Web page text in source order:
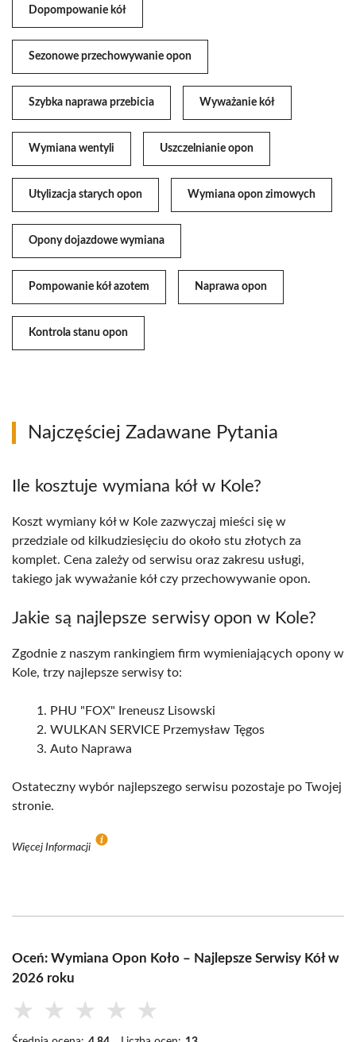
Dopompowanie kół
Sezonowe przechowywanie opon
Szybka naprawa przebicia Wyważanie kół
Wymiana wentyli Uszczelnianie opon
Utylizacja starych opon Wymiana opon zimowych
Opony dojazdowe wymiana
Pompowanie kół azotem Naprawa opon
Kontrola stanu opon
Najczęściej Zadawane Pytania
Ile kosztuje wymiana kół w Kole?
Koszt wymiany kół w Kole zazwyczaj mieści się w
przedziale od kilkudziesięciu do około stu złotych za
komplet. Cena zależy od serwisu oraz zakresu usługi,
takiego jak wyważanie kół czy przechowywanie opon.
Jakie są najlepsze serwisy opon w Kole?
Zgodnie z naszym rankingiem firm wymieniających opony w
Kole, trzy najlepsze serwisy to:
PHU "FOX" Ireneusz Lisowski
WULKAN SERVICE Przemysław Tęgos
Auto Naprawa
Ostateczny wybór najlepszego serwisu pozostaje po Twojej
stronie.
Więcej Informacji
Oceń: Wymiana Opon Koło – Najlepsze Serwisy Kół w
2026 roku
★ ★ ★ ★ ★